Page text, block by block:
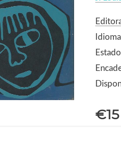
€15